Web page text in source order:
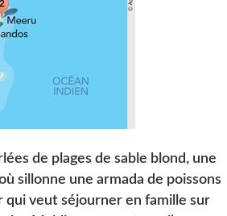
de plages de sable blond, une
sillonne une armada de poissons
veut séjourner en famille sur